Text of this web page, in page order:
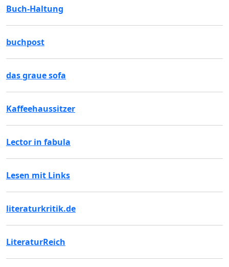
Buch-Haltung
buchpost
das graue sofa
Kaffeehaussitzer
Lector in fabula
Lesen mit Links
literaturkritik.de
LiteraturReich